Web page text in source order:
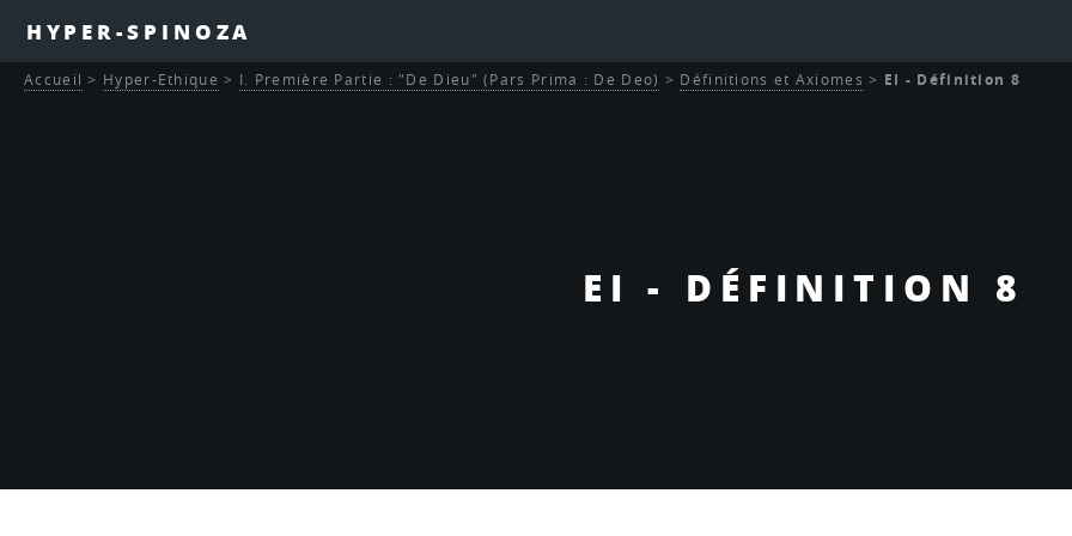
HYPER-SPINOZA
EI - DÉFINITION 8
Accueil > Hyper-Ethique > I. Première Partie : "De Dieu" (Pars Prima : De Deo) > Définitions et Axiomes > EI - Définition 8